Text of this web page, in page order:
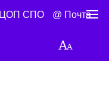
ЦОП СПО @ Почта